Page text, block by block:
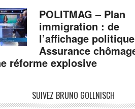
POLITMAG – Plan
immigration : de
l’affichage
Assurance
réforme explosive
SUIVEZ BRUNO GOLLNISCH